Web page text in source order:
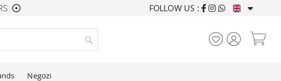
FURNISHING HOUSES
FOLLOW US :
Search
Negozi